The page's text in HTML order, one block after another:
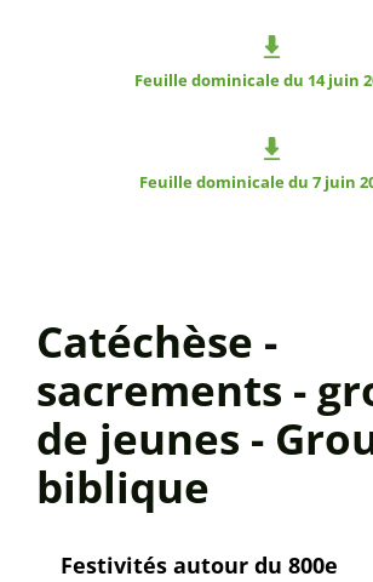
Feuille dominicale du 14 juin
Feuille dominicale du 7 juin
Catéchèse -
sacrements -
de jeunes -
biblique
Festivités autour du 800e